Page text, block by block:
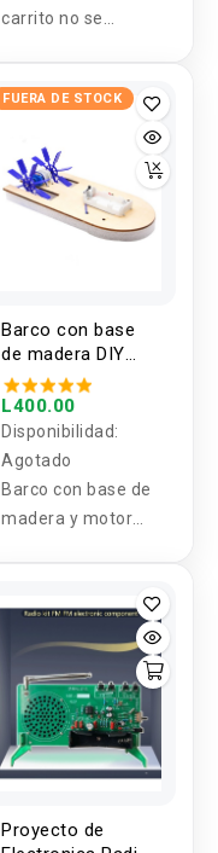
microcontrolador
través de ESP-
carrito no se
FUERA DE STOCK
Barco con base
de madera DIY
Hazlo tu mismo
L400.00
Disponibilidad:
Agotado
Barco con base de
madera y motor
Proyecto de